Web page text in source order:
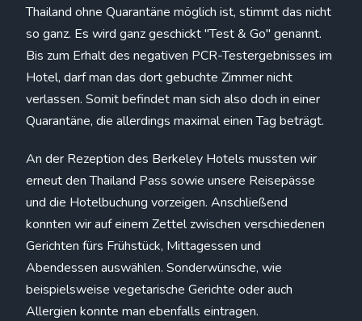
Thailand ohne Quarantäne möglich ist, stimmt das nicht
so ganz. Es wird ganz geschickt "Test & Go" genannt.
Bis zum Erhalt des negativen PCR-Testergebnisses im
Hotel, darf man das dort gebuchte Zimmer nicht
verlassen. Somit befindet man sich also doch in einer
Quarantäne, die allerdings maximal einen Tag beträgt.
An der Rezeption des Berkeley Hotels mussten wir
erneut den Thailand Pass sowie unsere Reisepässe
und die Hotelbuchung vorzeigen. Anschließend
konnten wir auf einem Zettel zwischen verschiedenen
Gerichten fürs Frühstück, Mittagessen und
Abendessen auswählen. Sonderwünsche, wie
beispielsweise vegetarische Gerichte oder auch
Allergien konnte man ebenfalls eintragen.